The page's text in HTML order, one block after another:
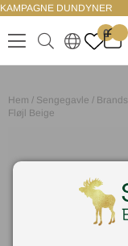
KAMPAGNE DUNDYNER
.
0
. ..
Hem / Sengegavle / Brands
Fløjl Beige